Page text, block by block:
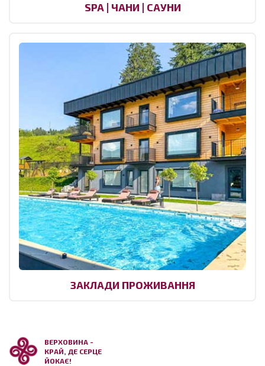
SPA | ЧАНИ | САУНИ
ЗАКЛАДИ ПРОЖИВАННЯ
ВЕРХОВИНА -
КРАЙ, ДЕ СЕРЦЕ
ЙОКАЄ!